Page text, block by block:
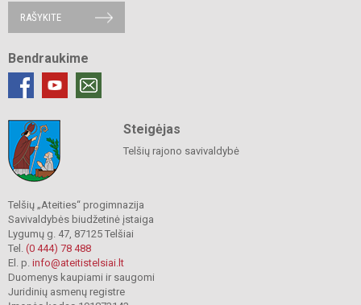
RAŠYKITE
Bendraukime
Steigėjas
Telšių rajono savivaldybė
Telšių „Ateities“ progimnazija
Savivaldybės biudžetinė įstaiga
Lygumų g. 47, 87125 Telšiai
Tel. (0 444) 78 488
El. p. info@ateitistelsiai.lt
Duomenys kaupiami ir saugomi
Juridinių asmenų registre